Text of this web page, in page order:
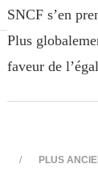
SNCF s’en
Plus
faveur de
PLUS